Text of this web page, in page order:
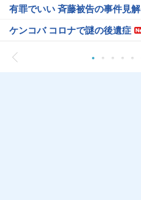
有罪でいい 斉藤被告の事件見解
ケンコバ コロナで謎の後遺症